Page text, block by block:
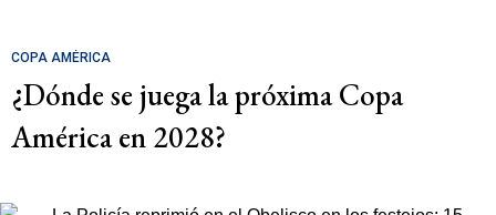
COPA AMÉRICA
¿Dónde se juega la próxima Copa
América en 2028?